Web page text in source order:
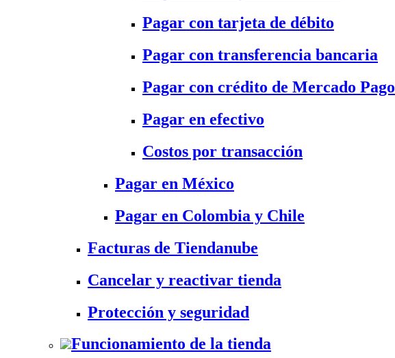
Pagar con tarjeta de débito
Pagar con transferencia bancaria
Pagar con crédito de Mercado Pago
Pagar en efectivo
Costos por transacción
Pagar en México
Pagar en Colombia y Chile
Facturas de Tiendanube
Cancelar y reactivar tienda
Protección y seguridad
Funcionamiento de la tienda